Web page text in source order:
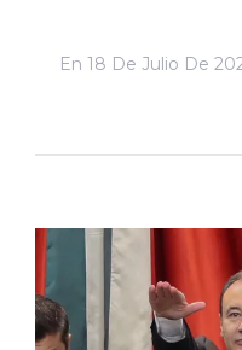
En 18 De Julio De